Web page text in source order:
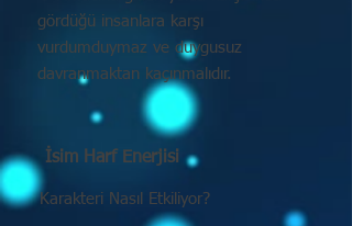
gördüğü insanlara karşı
vurdumduymaz ve duygusuz
davranmaktan kaçınmalıdır.
İsim Harf Enerjisi
Karakteri Nasıl Etkiliyor?